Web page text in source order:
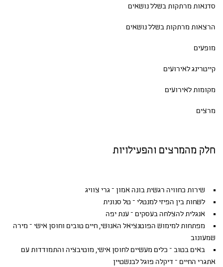
סדנאות מרתקות בשלל נושאים
הרצאות מרתקות בשלל נושאים
מופעים
קייטרינג לאירועים
מקומות לאירועים
מרצים
חלק מהמרצים והפעילויות
שירות כחוויה רגשית בונה אמון – גרי צוויג
לשחות בין הפיזי למנטלי – טל סנונית
אנגלית להצלחה בעסקים – ענת יפה
מפתחות למימוש הפוטנציאל האנושי, חיים טובים וחוסן אישי – מירה
שמעונוב
באים בטוב – כלים מעשיים לחוסן אישי, מוטיבציה והתמודדות עם
אתגרי החיים – דיקלה פוגל לבנשטיין